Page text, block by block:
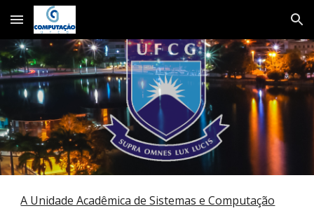
Skip to main content Skip to navigation
A Unidade Acadêmica de Sistemas e Computação